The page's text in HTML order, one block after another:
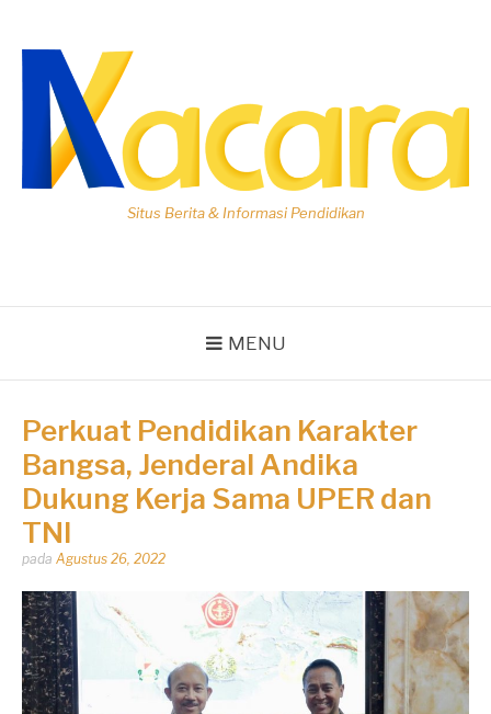
konten
Situs Berita & Informasi Pendidikan
MENU
Perkuat Pendidikan Karakter
Bangsa, Jenderal Andika
Dukung Kerja Sama UPER dan
TNI
Dipos
Dhirga
Erlangga
pada Agustus 26, 2022